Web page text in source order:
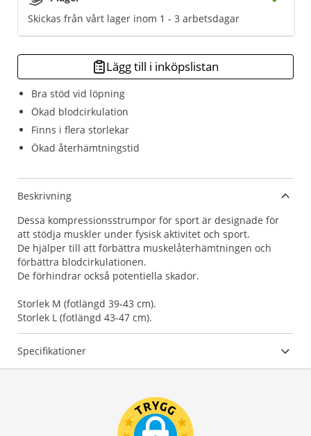
Bra stöd vid löpning
Ökad blodcirkulation
Finns i flera storlekar
Ökad återhämtningstid
Skickas från vårt lager inom 1 - 3 arbetsdagar
Lägg till i inköpslistan
Beskrivning
Dessa kompressionsstrumpor för sport är designade för
att stödja muskler under fysisk aktivitet och sport.
De hjälper till att förbättra muskelåterhämtningen och
förbättra blodcirkulationen.
De förhindrar också potentiella skador.
Storlek M (fotlängd 39-43 cm).
Storlek L (fotlängd 43-47 cm).
Specifikationer